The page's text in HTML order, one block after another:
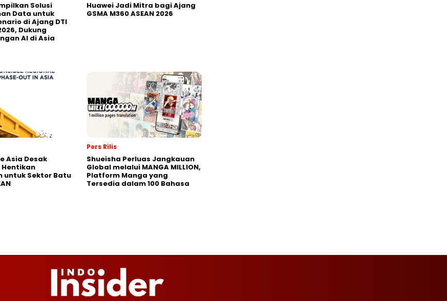
Solusi
Data untuk
di Ajang DTI
Dukung
AI di Asia
Huawei Jadi Mitra bagi Ajang
GSMA M360 ASEAN 2026
Asia Desak
Hentikan
untuk Sektor Batu
Pers Rilis
Shueisha Perluas Jangkauan
Global melalui MANGA MILLION,
Platform Manga yang
Tersedia dalam 100 Bahasa